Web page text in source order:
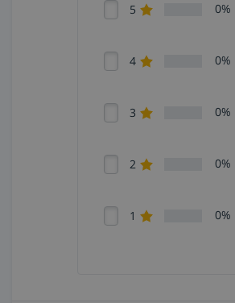
5 0%
4 0%
3 0%
2 0%
1 0%